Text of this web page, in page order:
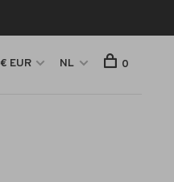
€ EUR NL 0